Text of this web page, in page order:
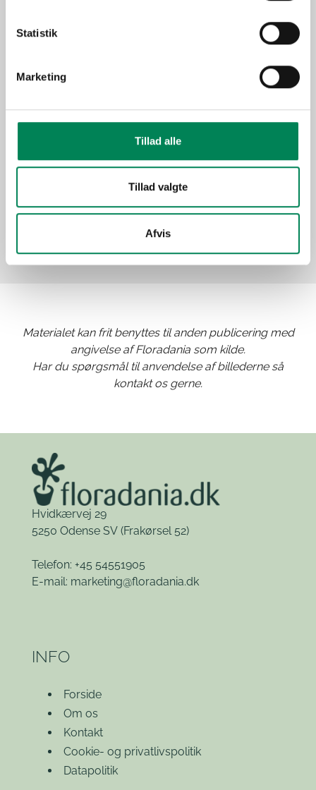
Statistik
Marketing
Tillad alle
Tillad valgte
Afvis
Anvendelse
Sæson
Funktion
Udplantningsplanter -
Billeder
Materialet kan frit benyttes til anden publicering med
angivelse af Floradania som kilde.
Har du spørgsmål til anvendelse af billederne så
kontakt os gerne.
Hvidkærvej 29
5250 Odense SV (Frakørsel 52)
Telefon: +45 54551905
E-mail: marketing@floradania.dk
INFO
Forside
Om os
Kontakt
Cookie- og privatlivspolitik
Datapolitik